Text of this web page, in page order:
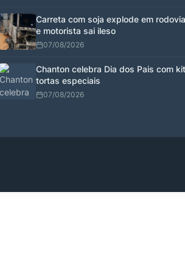
Carreta com soja explode em
e motorista sai ileso
07/08/2026
Chanton celebra Dia dos Pais com
tortas especiais
07/08/2026